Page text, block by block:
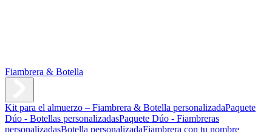
Fiambrera & Botella
Kit para el almuerzo – Fiambrera & Botella personalizadaPaquete
Dúo - Botellas personalizadasPaquete Dúo - Fiambreras
personalizadasBotella personalizadaFiambrera con tu nombre